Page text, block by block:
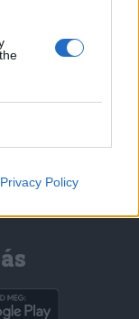
Privacy Policy